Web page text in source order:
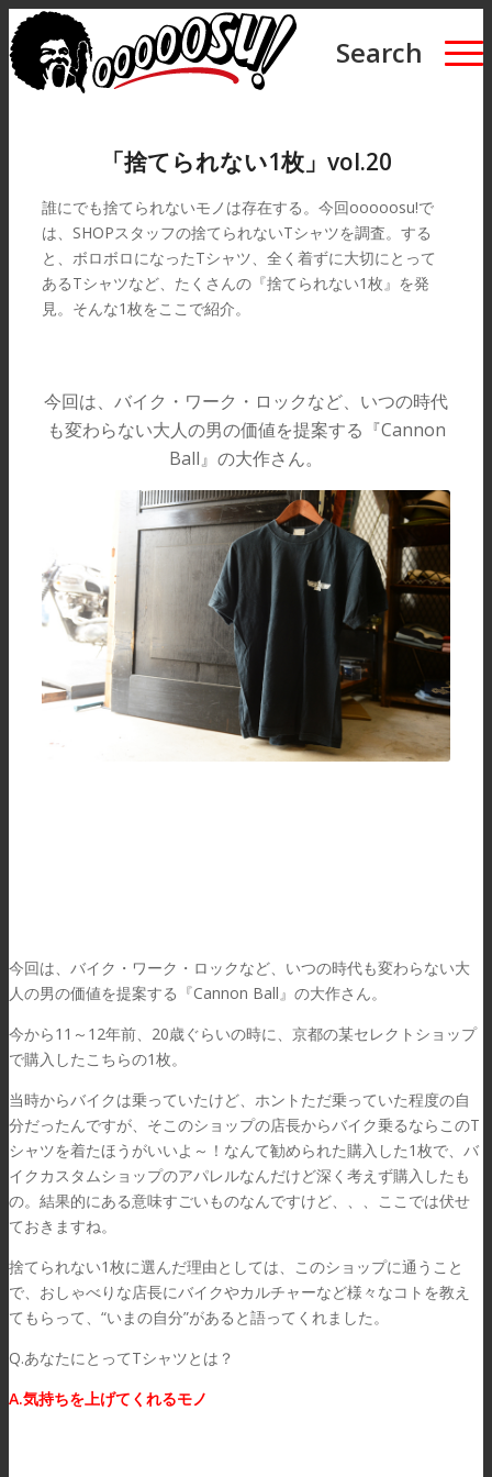
Search
「捨てられない1枚」vol.20
誰にでも捨てられないモノは存在する。今回ooooosu!で
は、SHOPスタッフの捨てられないTシャツを調査。する
と、ボロボロになったTシャツ、全く着ずに大切にとって
あるTシャツなど、たくさんの『捨てられない1枚』を発
見。そんな1枚をここで紹介。
今回は、バイク・ワーク・ロックなど、いつの時代
も変わらない大人の男の価値を提案する『Cannon
Ball』の大作さん。
今回は、バイク・ワーク・ロックなど、いつの時代も変わらない大
人の男の価値を提案する『Cannon Ball』の大作さん。
今から11～12年前、20歳ぐらいの時に、京都の某セレクトショップ
で購入したこちらの1枚。
当時からバイクは乗っていたけど、ホントただ乗っていた程度の自
分だったんですが、そこのショップの店長からバイク乗るならこのT
シャツを着たほうがいいよ～！なんて勧められた購入した1枚で、バ
イクカスタムショップのアパレルなんだけど深く考えず購入したも
の。結果的にある意味すごいものなんですけど、、、ここでは伏せ
ておきますね。
捨てられない1枚に選んだ理由としては、このショップに通うこと
で、おしゃべりな店長にバイクやカルチャーなど様々なコトを教え
てもらって、“いまの自分”があると語ってくれました。
Q.あなたにとってTシャツとは？
A.気持ちを上げてくれるモノ